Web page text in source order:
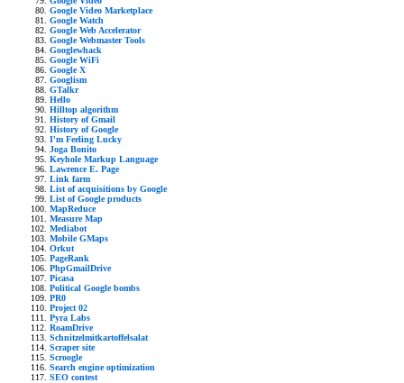
Google Video Marketplace
Google Watch
Google Web Accelerator
Google Webmaster Tools
Googlewhack
Google WiFi
Google X
Googlism
GTalkr
Hello
Hilltop algorithm
History of Gmail
History of Google
I'm Feeling Lucky
Joga Bonito
Keyhole Markup Language
Lawrence E. Page
Link farm
List of acquisitions by Google
List of Google products
MapReduce
Measure Map
Mediabot
Mobile GMaps
Orkut
PageRank
PhpGmailDrive
Picasa
Political Google bombs
PR0
Project 02
Pyra Labs
RoamDrive
Schnitzelmitkartoffelsalat
Scraper site
Scroogle
Search engine optimization
SEO contest